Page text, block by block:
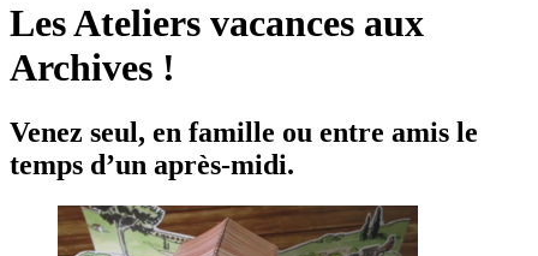
Les Ateliers vacances aux
Archives !
Venez seul, en famille ou entre amis le
temps d’un après-midi.